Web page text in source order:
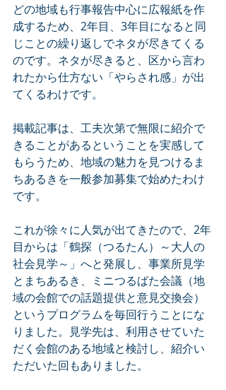
どの地域も行事報告中心に広報紙を作
成するため、2年目、3年目になると同
じことの繰り返しでネタが尽きてくる
のです。ネタが尽きると、区から言わ
れたから仕方ない「やらされ感」が出
てくるわけです。
掲載記事は、工夫次第で無限に紹介で
きることがあるということを実感して
もらうため、地域の魅力を見つけるま
ちあるきを一般参加募集で始めたわけ
です。
これが徐々に人気が出てきたので、2年
目からは「鶴探（つるたん）～大人の
社会見学～」へと発展し、事業所見学
とまちあるき、ミニつるばた会議（地
域の会館での話題提供と意見交換会）
というプログラムを毎回行うことにな
りました。見学先は、利用させていた
だく会館のある地域と検討し、紹介い
ただいた回もありました。